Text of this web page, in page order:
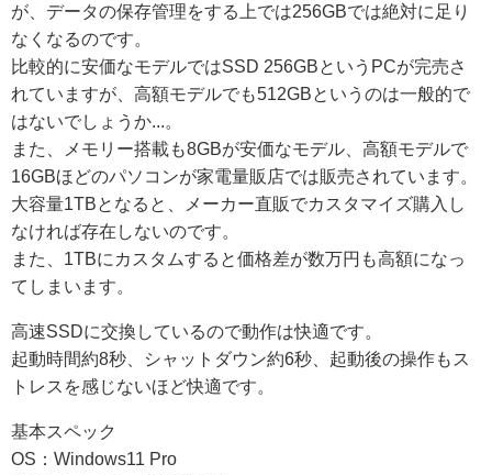
が、データの保存管理をする上では256GBでは絶対に足り
なくなるのです。
比較的に安価なモデルではSSD 256GBというPCが完売さ
れていますが、高額モデルでも512GBというのは一般的で
はないでしょうか...。
また、メモリー搭載も8GBが安価なモデル、高額モデルで
16GBほどのパソコンが家電量販店では販売されています。
大容量1TBとなると、メーカー直販でカスタマイズ購入し
なければ存在しないのです。
また、1TBにカスタムすると価格差が数万円も高額になっ
てしまいます。
高速SSDに交換しているので動作は快適です。
起動時間約8秒、シャットダウン約6秒、起動後の操作もス
トレスを感じないほど快適です。
基本スペック
OS：Windows11 Pro